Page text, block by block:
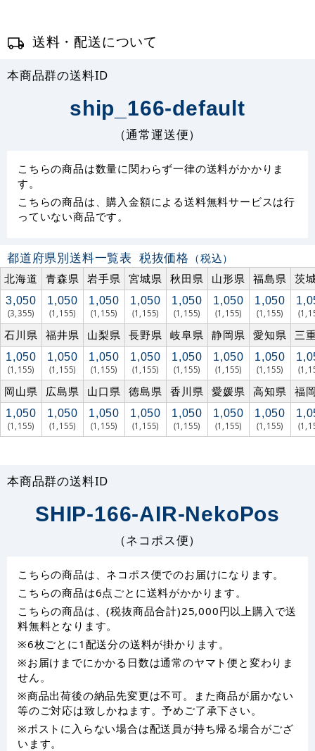
送料・配送について
本商品群の送料ID
ship_166-default
（通常運送便）
こちらの商品は数量に関わらず一律の送料がかかりま
す。
こちらの商品は、購入金額による送料無料サービスは行
っていない商品です。
都道府県別送料一覧表 税抜価格 （税込）
北海道
青森県 岩手県 宮城県 秋田県 山形県 福島県 茨
3,050
(3,355)
1,050
(1,155)
1,050
(1,155)
1,050
(1,155)
1,050
(1,155)
1,050
(1,155)
1,050
(1,155)
石川県 福井県 山梨県 長野県 岐阜県 静岡県 愛知県 三
1,050
(1,155)
1,050
(1,155)
1,050
(1,155)
1,050
(1,155)
1,050
(1,155)
1,050
(1,155)
1,050
(1,155)
岡山県 広島県 山口県 徳島県 香川県 愛媛県 高知県 福
1,050
(1,155)
1,050
(1,155)
1,050
(1,155)
1,050
(1,155)
1,050
(1,155)
1,050
(1,155)
1,050
(1,155)
本商品群の送料ID
SHIP-166-AIR-NekoPos
（ネコポス便）
こちらの商品は、ネコポス便でのお届けになります。
こちらの商品は6点ごとに送料がかかります。
こちらの商品は、(税抜商品合計)25,000円以上購入で送
料無料となります。
※6枚ごとに1配送分の送料が掛かります。
※お届けまでにかかる日数は通常のヤマト便と変わりま
せん。
※商品出荷後の納品先変更は不可。また商品が届かない
等のご対応は致しかねます。予めご了承下さい。
※ポストに入らない場合は配送員が持ち帰る場合がござ
います。